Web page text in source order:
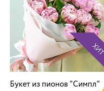
Букет из пионов "Симпл"